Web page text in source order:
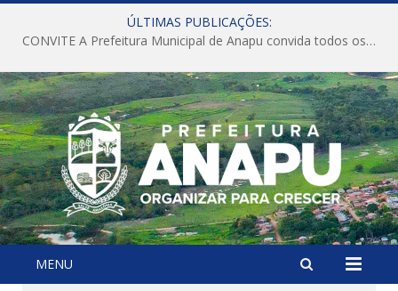
ÚLTIMAS PUBLICAÇÕES:
CONVITE A Prefeitura Municipal de Anapu convida todos os servidores públicos municipais para participarem da Audiência Pública de discussão da Lei de Diretrizes Orçamentárias (LDO), importante instrumento de planejamento das ações e investimentos da Administração Pública para o próximo exercício financeiro.
MENU